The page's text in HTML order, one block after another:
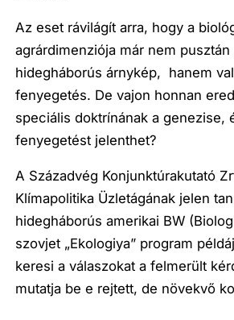
Az eset rávilágít arra, hogy a
agrárdimenziója már nem pusztán
hidegháborús árnykép, hanem
fenyegetés. De vajon honnan
speciális doktrínának a genezise,
fenyegetést jelenthet?
A Századvég Konjunktúrakutató
Klímapolitika Üzletágának jelen
hidegháborús amerikai BW
szovjet „Ekologiya” program
keresi a válaszokat a felmerült
mutatja be e rejtett, de növekvő